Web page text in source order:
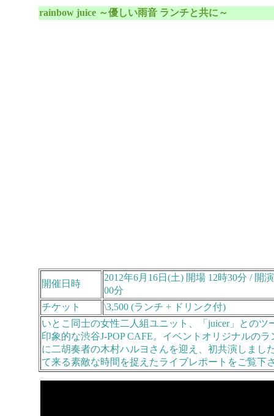
rainbow juice ～優しい雨音 ランチと共に～
開催日時
2012年6月16日(土) 開場 12時30分 / 開
00分
チケット
\3,500 (ランチ + ドリンク付)
いとこ同士の女性二人組ユニット、「juicer」との
印象的な渋谷J-POP CAFE。イベントオリジナルの
に二胡奏者の木村ハルヨさんを迎え、初共演しま
て来る素敵な時間を捉えたライブレポートをご覧下